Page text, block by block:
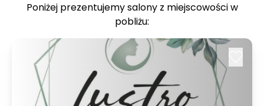
Poniżej prezentujemy salony z miejscowości w
pobliżu: